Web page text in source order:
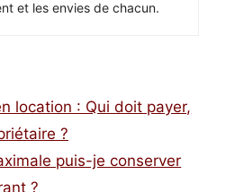
et les envies de chacun.
location : Qui doit payer,
?
puis-je conserver
?